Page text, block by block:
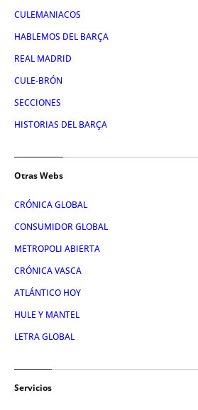
CULEMANIACOS
HABLEMOS DEL BARÇA
REAL MADRID
CULE-BRÓN
SECCIONES
HISTORIAS DEL BARÇA
Otras Webs
CRÓNICA GLOBAL
CONSUMIDOR GLOBAL
METROPOLI ABIERTA
CRÓNICA VASCA
ATLÁNTICO HOY
HULE Y MANTEL
LETRA GLOBAL
Servicios